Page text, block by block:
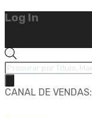
Log In
Pesquisar
produtos
CANAL DE VENDAS: